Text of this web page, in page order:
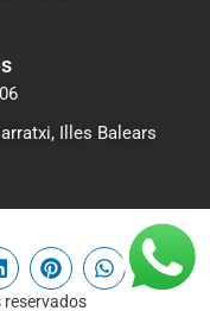
Illes Balears
reservados
P
i
n
W
h